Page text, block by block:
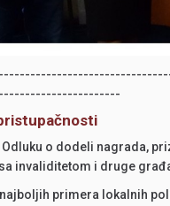
o dodeli nagrada,
invaliditetom i druge
primera lokalnih